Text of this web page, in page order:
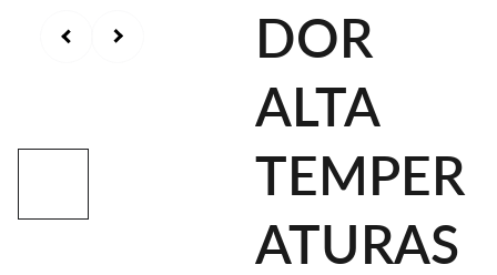
DOR
ALTA
TEMPER
ATURAS